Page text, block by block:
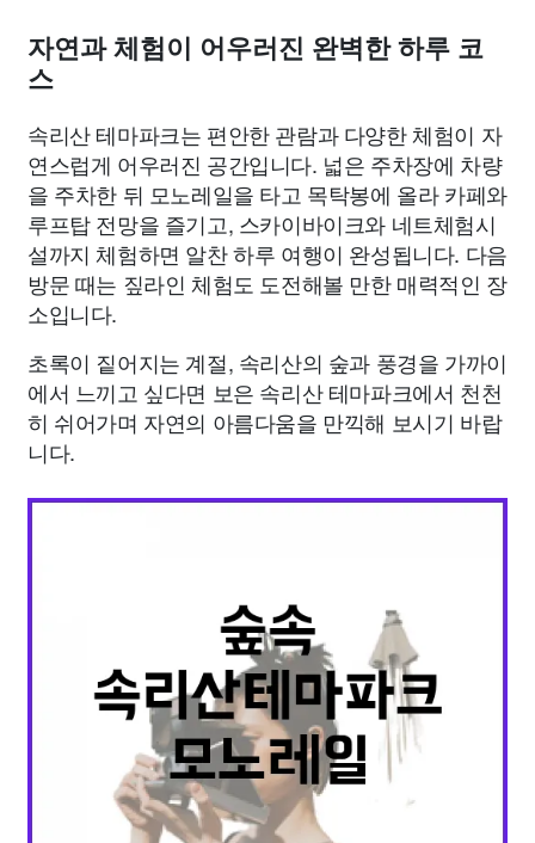
자연과 체험이 어우러진 완벽한 하루 코
스
속리산 테마파크는 편안한 관람과 다양한 체험이 자
연스럽게 어우러진 공간입니다. 넓은 주차장에 차량
을 주차한 뒤 모노레일을 타고 목탁봉에 올라 카페와
루프탑 전망을 즐기고, 스카이바이크와 네트체험시
설까지 체험하면 알찬 하루 여행이 완성됩니다. 다음
방문 때는 짚라인 체험도 도전해볼 만한 매력적인 장
소입니다.
초록이 짙어지는 계절, 속리산의 숲과 풍경을 가까이
에서 느끼고 싶다면 보은 속리산 테마파크에서 천천
히 쉬어가며 자연의 아름다움을 만끽해 보시기 바랍
니다.